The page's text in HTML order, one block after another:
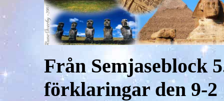
Från Semjaseblock
förklaringar den 9-2